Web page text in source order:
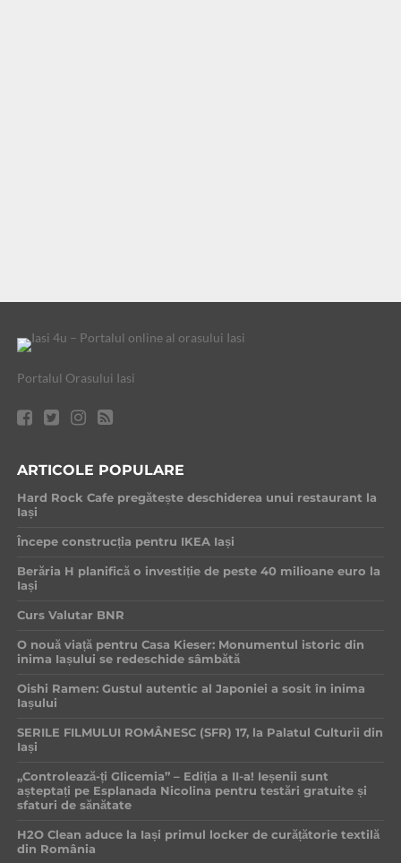
Portalul Orasului Iasi
ARTICOLE POPULARE
Hard Rock Cafe pregătește deschiderea unui restaurant la
Iași
Începe construcția pentru IKEA Iași
Berăria H planifică o investiție de peste 40 milioane euro la
Iași
Curs Valutar BNR
O nouă viață pentru Casa Kieser: Monumentul istoric din
inima Iașului se redeschide sâmbătă
Oishi Ramen: Gustul autentic al Japoniei a sosit în inima
Iașului
SERILE FILMULUI ROMÂNESC (SFR) 17, la Palatul Culturii din
Iași
„Controlează-ți Glicemia” – Ediția a II-a! Ieșenii sunt
așteptați pe Esplanada Nicolina pentru testări gratuite și
sfaturi de sănătate
H2O Clean aduce la Iași primul locker de curățătorie textilă
din România